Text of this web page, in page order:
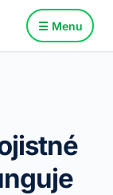
☰ Menu